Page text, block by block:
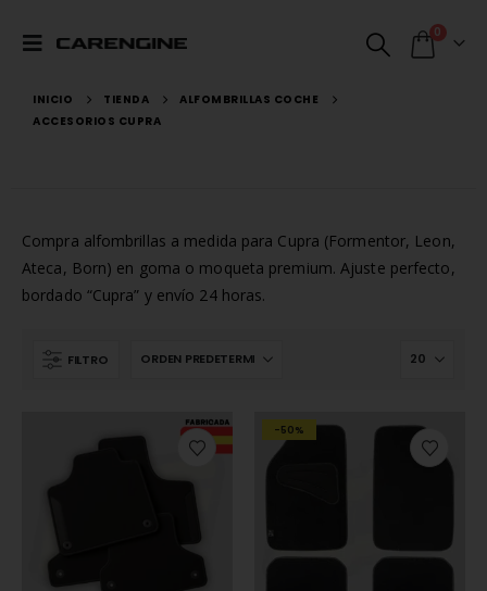
0
INICIO TIENDA
ALFOMBRILLAS COCHE
ACCESORIOS CUPRA
Compra alfombrillas a medida para Cupra (Formentor, Leon,
Ateca, Born) en goma o moqueta premium. Ajuste perfecto,
bordado “Cupra” y envío 24 horas.
FILTRO
-50%